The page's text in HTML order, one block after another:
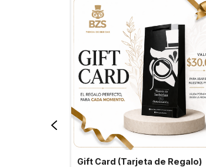
Gift Card (Tarjeta de Regalo)